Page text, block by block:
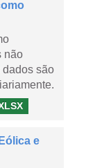
não
dados são
e